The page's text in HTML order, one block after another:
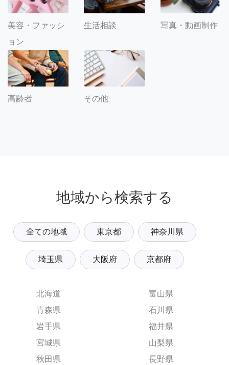
美容・ファッシ
ョン
生活相談 写真・動画制作
高齢者 その他
地域から検索する
全ての地域 東京都 神奈川県
埼玉県 大阪府 京都府
北海道
青森県
岩手県
宮城県
秋田県
富山県
石川県
福井県
山梨県
長野県